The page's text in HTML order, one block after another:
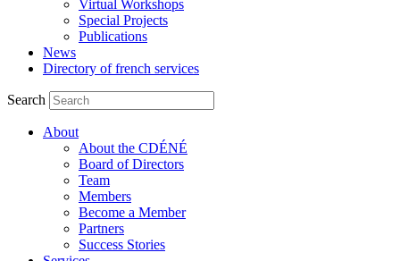
Virtual Workshops
Special Projects
Publications
News
Directory of french services
Search
About
About the CDÉNÉ
Board of Directors
Team
Members
Become a Member
Partners
Success Stories